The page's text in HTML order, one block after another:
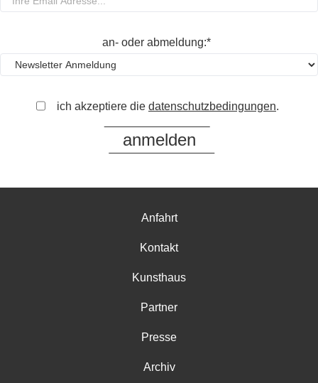
an- oder abmeldung:*
ich akzeptiere die datenschutzbedingungen.
Anfahrt
Kontakt
Kunsthaus
Partner
Presse
Archiv